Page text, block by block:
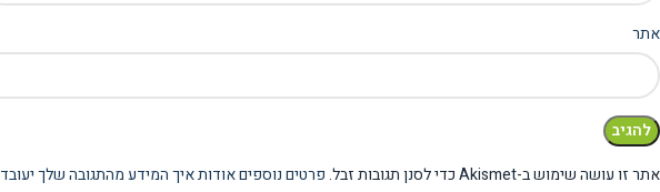
אתר
אתר זו עושה שימוש ב-Akismet כדי לסנן תגובות זבל. פרטים נוספים אודות איך המידע מהתגובה שלך יעובד